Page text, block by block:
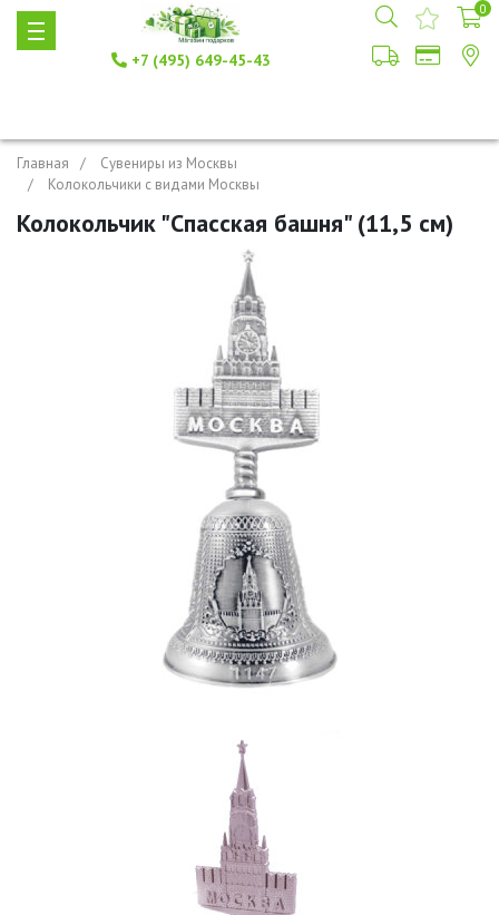
+7 (495) 649-45-43
0
Главная
Сувениры из Москвы
Колокольчики с видами Москвы
Колокольчик "Спасская башня" (11,5 см)